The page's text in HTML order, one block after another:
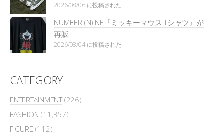
2026/08/06 に投稿された
NUMBER (N)INE『ミッキーマウス Tシャツ』が
再販
2026/08/04 に投稿された
CATEGORY
ENTERTAINMENT(226)
FASHION (11,857)
FIGURE (112)